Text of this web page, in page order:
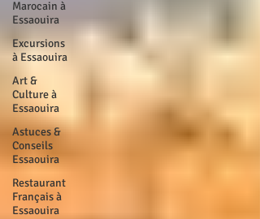
Marocain à
Essaouira
Excursions
à Essaouira
Art &
Culture à
Essaouira
Astuces &
Conseils
Essaouira
Restaurant
Français à
Essaouira